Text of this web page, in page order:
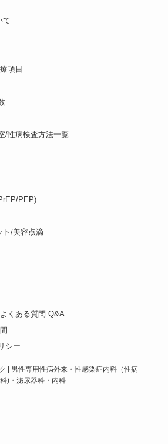
て
項目
/性病検査方法一覧
PEP)
ト/美容点滴
くある質問 Q&A
シー
| 男性専用性病外来・性感染症内科（性病
科)・泌尿器科・内科